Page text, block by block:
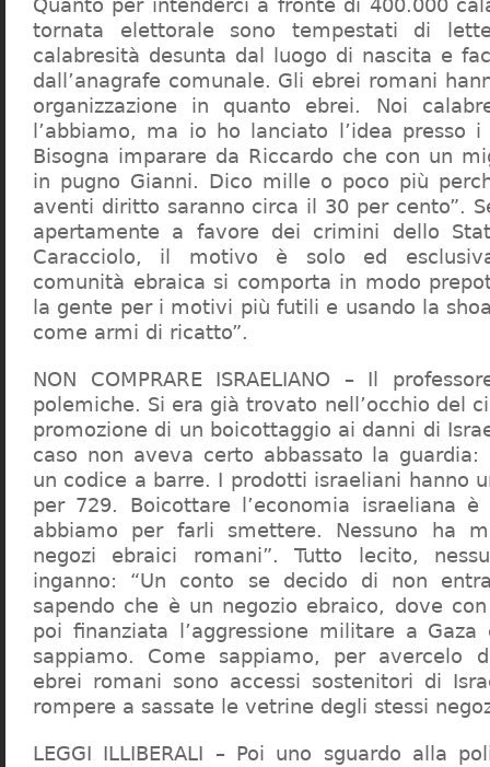
Quanto per intenderci a fronte di 400.000
tornata elettorale sono tempestati di
calabresità desunta dal luogo di nascita e
dall’anagrafe comunale. Gli ebrei romani
organizzazione in quanto ebrei. Noi
l’abbiamo, ma io ho lanciato l’idea presso
Bisogna imparare da Riccardo che con un
in pugno Gianni. Dico mille o poco più
aventi diritto saranno circa il 30 per cento”.
apertamente a favore dei crimini dello
Caracciolo, il motivo è solo ed
comunità ebraica si comporta in modo
la gente per i motivi più futili e usando la
come armi di ricatto”.
NON COMPRARE ISRAELIANO – Il
polemiche. Si era già trovato nell’occhio del
promozione di un boicottaggio ai danni di
caso non aveva certo abbassato la guardia:
un codice a barre. I prodotti israeliani hanno
per 729. Boicottare l’economia israeliana è
abbiamo per farli smettere. Nessuno ha
negozi ebraici romani”. Tutto lecito,
inganno: “Un conto se decido di non
sapendo che è un negozio ebraico, dove
poi finanziata l’aggressione militare a
sappiamo. Come sappiamo, per avercelo
ebrei romani sono accessi sostenitori di
rompere a sassate le vetrine degli stessi
LEGGI ILLIBERALI – Poi uno sguardo alla